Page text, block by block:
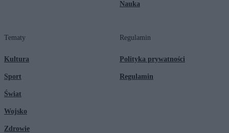
Nauka
Tematy
Kultura
Sport
Świat
Wojsko
Zdrowie
Regulamin
Polityka prywatności
Regulamin